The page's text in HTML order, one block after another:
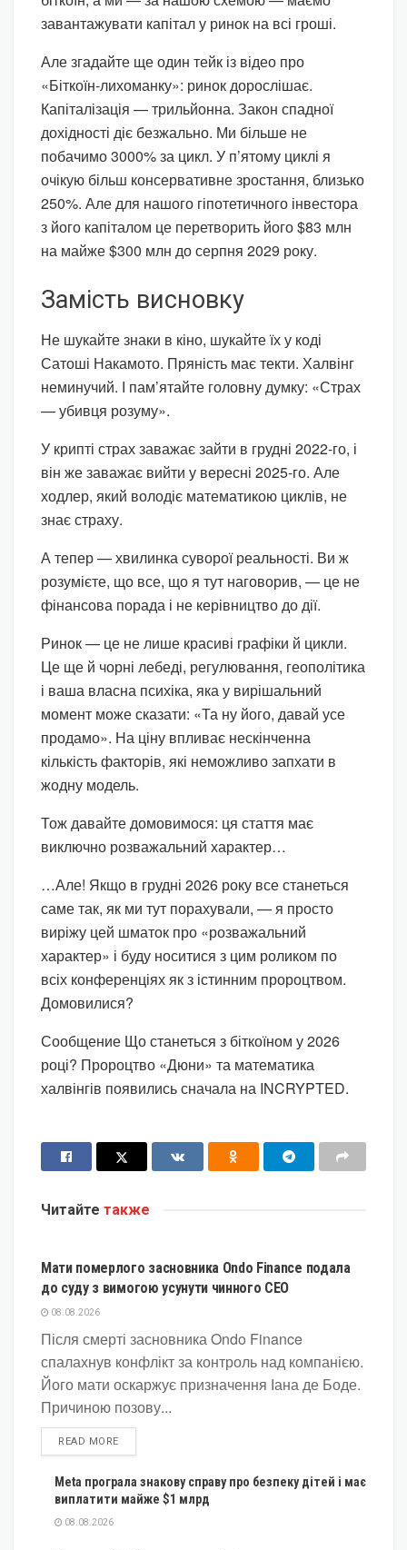
завантажувати капітал у ринок на всі гроші.
Але згадайте ще один тейк із відео про
«Біткоїн-лихоманку»: ринок дорослішає.
Капіталізація — трильйонна. Закон спадної
дохідності діє безжально. Ми більше не
побачимо 3000% за цикл. У п’ятому циклі я
очікую більш консервативне зростання, близько
250%. Але для нашого гіпотетичного інвестора
з його капіталом це перетворить його $83 млн
на майже $300 млн до серпня 2029 року.
Замість висновку
Не шукайте знаки в кіно, шукайте їх у коді
Сатоші Накамото. Пряність має текти. Халвінг
неминучий. І пам’ятайте головну думку: «Страх
— убивця розуму».
У крипті страх заважає зайти в грудні 2022-го, і
він же заважає вийти у вересні 2025-го. Але
ходлер, який володіє математикою циклів, не
знає страху.
А тепер — хвилинка суворої реальності. Ви ж
розумієте, що все, що я тут наговорив, — це не
фінансова порада і не керівництво до дії.
Ринок — це не лише красиві графіки й цикли.
Це ще й чорні лебеді, регулювання, геополітика
і ваша власна психіка, яка у вирішальний
момент може сказати: «Та ну його, давай усе
продамо». На ціну впливає нескінченна
кількість факторів, які неможливо запхати в
жодну модель.
Тож давайте домовимося: ця стаття має
виключно розважальний характер…
…Але! Якщо в грудні 2026 року все станеться
саме так, як ми тут порахували, — я просто
виріжу цей шматок про «розважальний
характер» і буду носитися з цим роликом по
всіх конференціях як з істинним пророцтвом.
Домовилися?
Сообщение Що станеться з біткоїном у 2026
році? Пророцтво «Дюни» та математика
халвінгів появились сначала на INCRYPTED.
Читайте также
Мати померлого засновника Ondo Finance подала
до суду з вимогою усунути чинного CEO
08.08.2026
Після смерті засновника Ondo Finance
спалахнув конфлікт за контроль над компанією.
Його мати оскаржує призначення Іана де Боде.
Причиною позову...
READ MOREDETAILS
Meta програла знакову справу про безпеку дітей і має
виплатити майже $1 млрд
08.08.2026